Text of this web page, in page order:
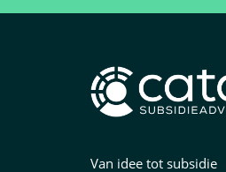
Van idee tot subsidie